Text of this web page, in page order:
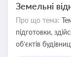
Земельні
Про що тема:
підготовки,
об’єктів